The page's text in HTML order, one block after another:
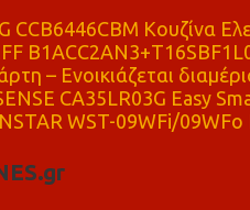
CCB6446CBM Κουζίνα
– Ενοικιάζεται
CA35LR03G Easy
WST-09WFi/09WFo